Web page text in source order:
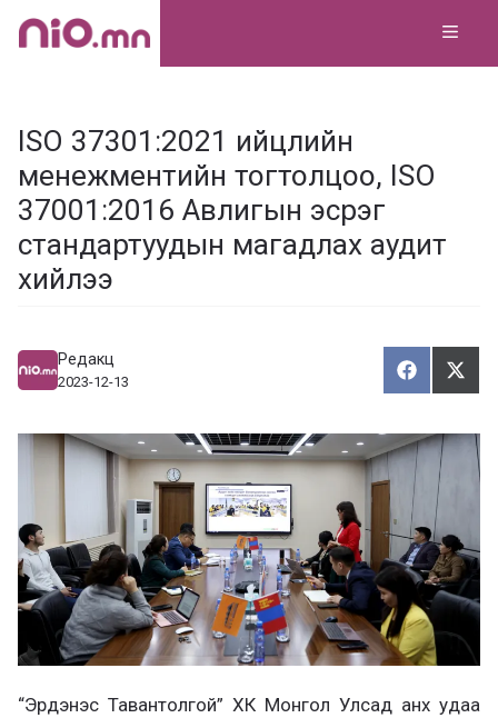
Skip
ISO 37301:2021 ийцлийн
менежментийн тогтолцоо, ISO
37001:2016 Авлигын эсрэг
стандартуудын магадлах аудит
хийлээ
Редакц
2023-12-13
Х
у
а
а
л
х
Т
э
“Эрдэнэс Тавантолгой” ХК Монгол Улсад анх удаа